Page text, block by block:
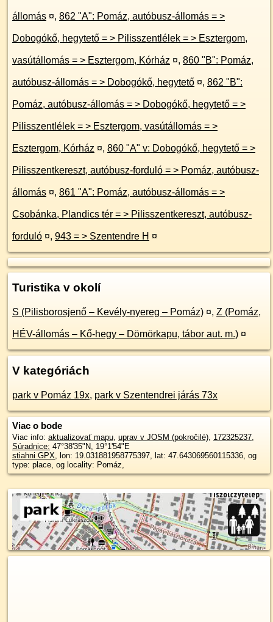
állomás ¤, 862 "A": Pomáz, autóbusz-állomás = >
Dobogókő, hegytető = > Pilisszentlélek = > Esztergom,
vasútállomás = > Esztergom, Kórház ¤, 860 "B": Pomáz,
autóbusz-állomás = > Dobogókő, hegytető ¤, 862 "B":
Pomáz, autóbusz-állomás = > Dobogókő, hegytető = >
Pilisszentlélek = > Esztergom, vasútállomás = >
Esztergom, Kórház ¤, 860 "A" v: Dobogókő, hegytető = >
Pilisszentkereszt, autóbusz-forduló = > Pomáz, autóbusz-
állomás ¤, 861 "A": Pomáz, autóbusz-állomás = >
Csobánka, Plandics tér = > Pilisszentkereszt, autóbusz-
forduló ¤, 943 = > Szentendre H ¤
Turistika v okolí
S (Pilisborosjenő – Kevély-nyereg – Pomáz) ¤, Z (Pomáz,
HÉV-állomás – Kő-hegy – Dömörkapu, tábor aut. m.) ¤
V kategóriách
park v Pomáz 19x, park v Szentendrei járás 73x
Viac o bode
Viac info: aktualizovať mapu, uprav v JOSM (pokročilé), 172325237,
Súradnice: 47°38'35"N, 19°1'54"E
stiahni GPX, lon: 19.031881958775397, lat: 47.643069560115336, og
type: place, og locality: Pomáz,